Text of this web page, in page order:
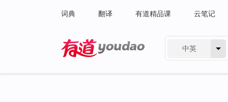
词典 翻译 有道精品课 云笔记
中英